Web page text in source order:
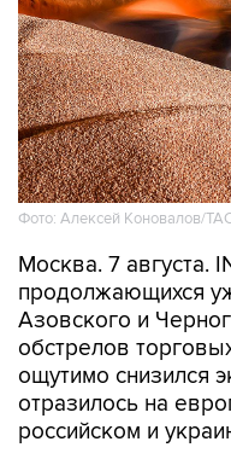
Фото: Алексей Коновалов/
Москва. 7 августа.
продолжающихся
Азовского и
обстрелов
ощутимо снизился
отразилось на
российском и